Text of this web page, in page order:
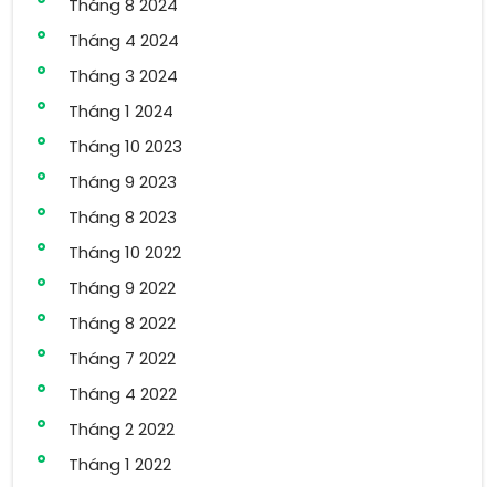
Tháng 4 2024
Tháng 3 2024
Tháng 1 2024
Tháng 10 2023
Tháng 9 2023
Tháng 8 2023
Tháng 10 2022
Tháng 9 2022
Tháng 8 2022
Tháng 7 2022
Tháng 4 2022
Tháng 2 2022
Tháng 1 2022